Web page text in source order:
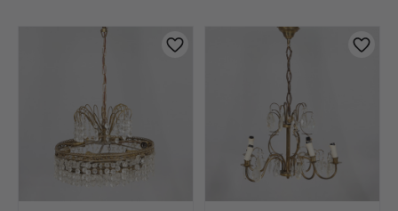
Auktionshall